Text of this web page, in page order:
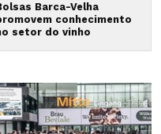
Barca-Velha
conhecimento
setor do vinho